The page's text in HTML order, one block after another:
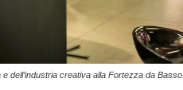
dell’industria creativa alla Fortezza da Basso.